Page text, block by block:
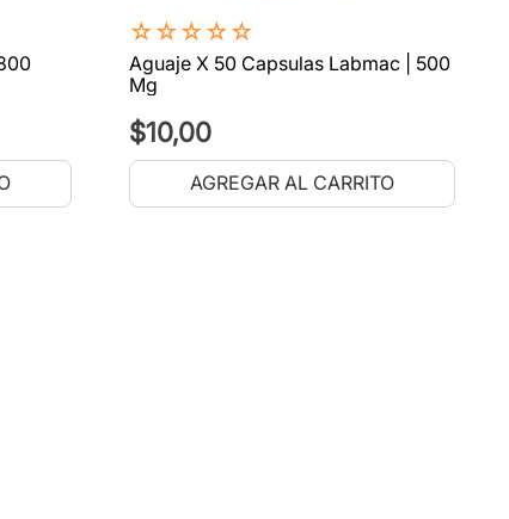
☆☆☆☆☆
Aguaje X 50 Capsulas Labmac | 500
Mg
$10,00
AGREGAR AL CARRITO